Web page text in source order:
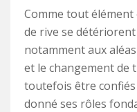
Comme tout élément
de rive se
notamment aux
et le changement de
toutefois être
donné ses rôles